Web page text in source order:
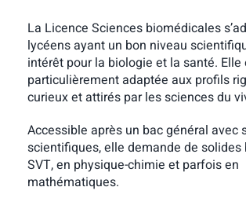
La Licence Sciences biomédicales
lycéens ayant un bon niveau
intérêt pour la biologie et la santé. Elle
particulièrement adaptée aux profils
curieux et attirés par les sciences du
Accessible après un bac général avec
scientifiques, elle demande de solides
SVT, en physique-chimie et parfois en
mathématiques.